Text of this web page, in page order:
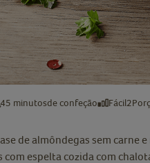
45 minutosde confeção Fácil2
de almôndegas sem
espelta cozida com